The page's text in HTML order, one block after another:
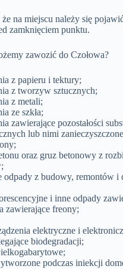
na miejscu należy się
zamknięciem punktu.
zawozić do Czołowa?
z papieru i tektury;
z tworzyw sztucznych;
z metali;
ze szkła;
zawierające pozostałości
lub nimi
oraz gruz betonowy z
odpady z budowy, remontów i
i inne odpady
zawierające freony;
elektryczne i
biodegradacji;
podczas iniekcji